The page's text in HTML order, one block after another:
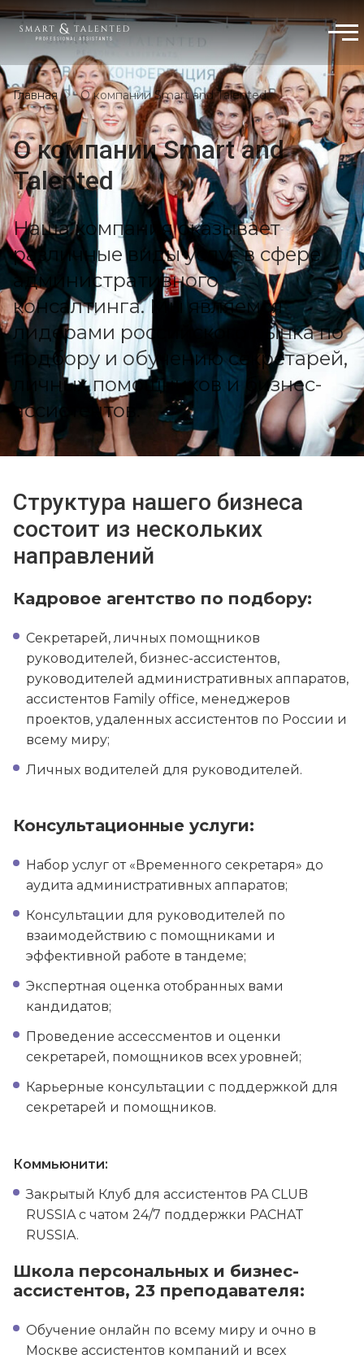
Главная О компании Smart and Talented
О компании Smart and
Talented
Наша компания оказывает
различные виды услуг в сфере
административного
консалтинга. Мы являемся
лидерами российского рынка по
подбору и обучению секретарей,
личных помощников и бизнес-
ассистентов.
Структура нашего бизнеса
состоит из нескольких
направлений
Кадровое агентство по подбору:
Секретарей, личных помощников
руководителей, бизнес-ассистентов,
руководителей административных аппаратов,
ассистентов Family office, менеджеров
проектов, удаленных ассистентов по России и
всему миру;
Личных водителей для руководителей.
Консультационные услуги:
Набор услуг от «Временного секретаря» до
аудита административных аппаратов;
Консультации для руководителей по
взаимодействию с помощниками и
эффективной работе в тандеме;
Экспертная оценка отобранных вами
кандидатов;
Проведение ассессментов и оценки
секретарей, помощников всех уровней;
Карьерные консультации с поддержкой для
секретарей и помощников.
Коммьюнити:
Закрытый Клуб для ассистентов PA CLUB
RUSSIA с чатом 24/7 поддержки PACHAT
RUSSIA.
Школа персональных и бизнес-
ассистентов, 23 преподавателя:
Обучение онлайн по всему миру и очно в
Москве ассистентов компаний и всех